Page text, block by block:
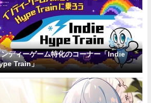
ディーゲーム特化のコーナー「Indie
Train」